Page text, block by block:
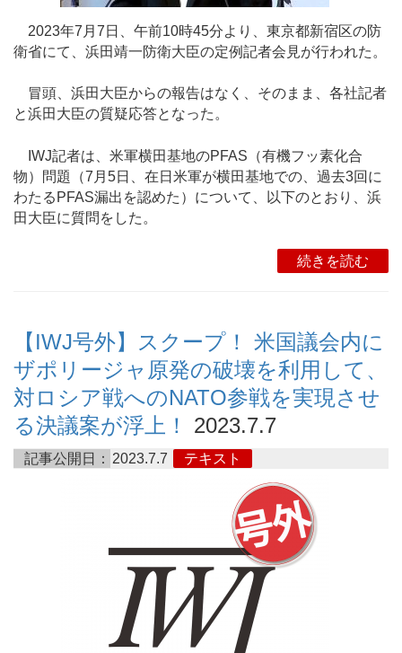
2023年7月7日、午前10時45分より、東京都新宿区の防
衛省にて、浜田靖一防衛大臣の定例記者会見が行われた。
冒頭、浜田大臣からの報告はなく、そのまま、各社記者
と浜田大臣の質疑応答となった。
IWJ記者は、米軍横田基地のPFAS（有機フッ素化合
物）問題（7月5日、在日米軍が横田基地での、過去3回に
わたるPFAS漏出を認めた）について、以下のとおり、浜
田大臣に質問をした。
続きを読む
【IWJ号外】スクープ！ 米国議会内に
ザポリージャ原発の破壊を利用して、
対ロシア戦へのNATO参戦を実現させ
る決議案が浮上！
2023.7.7
記事公開日： 2023.7.7 テキスト